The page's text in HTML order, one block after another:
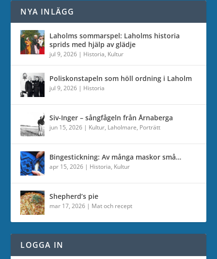
NYA INLÄGG
Laholms sommarspel: Laholms historia
sprids med hjälp av glädje
jul 9, 2026 | Historia, Kultur
Poliskonstapeln som höll ordning i Laholm
jul 9, 2026 | Historia
Siv-Inger – sångfågeln från Årnaberga
jun 15, 2026 | Kultur, Laholmare, Porträtt
Bingestickning: Av många maskor små…
apr 15, 2026 | Historia, Kultur
Shepherd’s pie
mar 17, 2026 | Mat och recept
LOGGA IN